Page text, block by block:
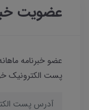
عضویت
عضو خبرنامه
پست الکترونیک